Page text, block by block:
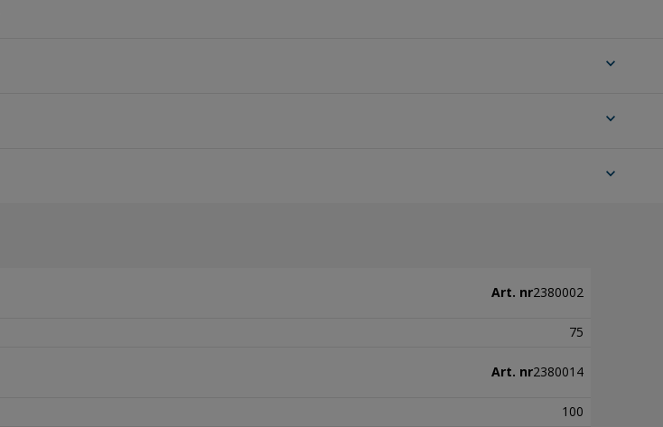
expand_more
expand_more
expand_more
Art. nr2380002
75
Art. nr2380014
100